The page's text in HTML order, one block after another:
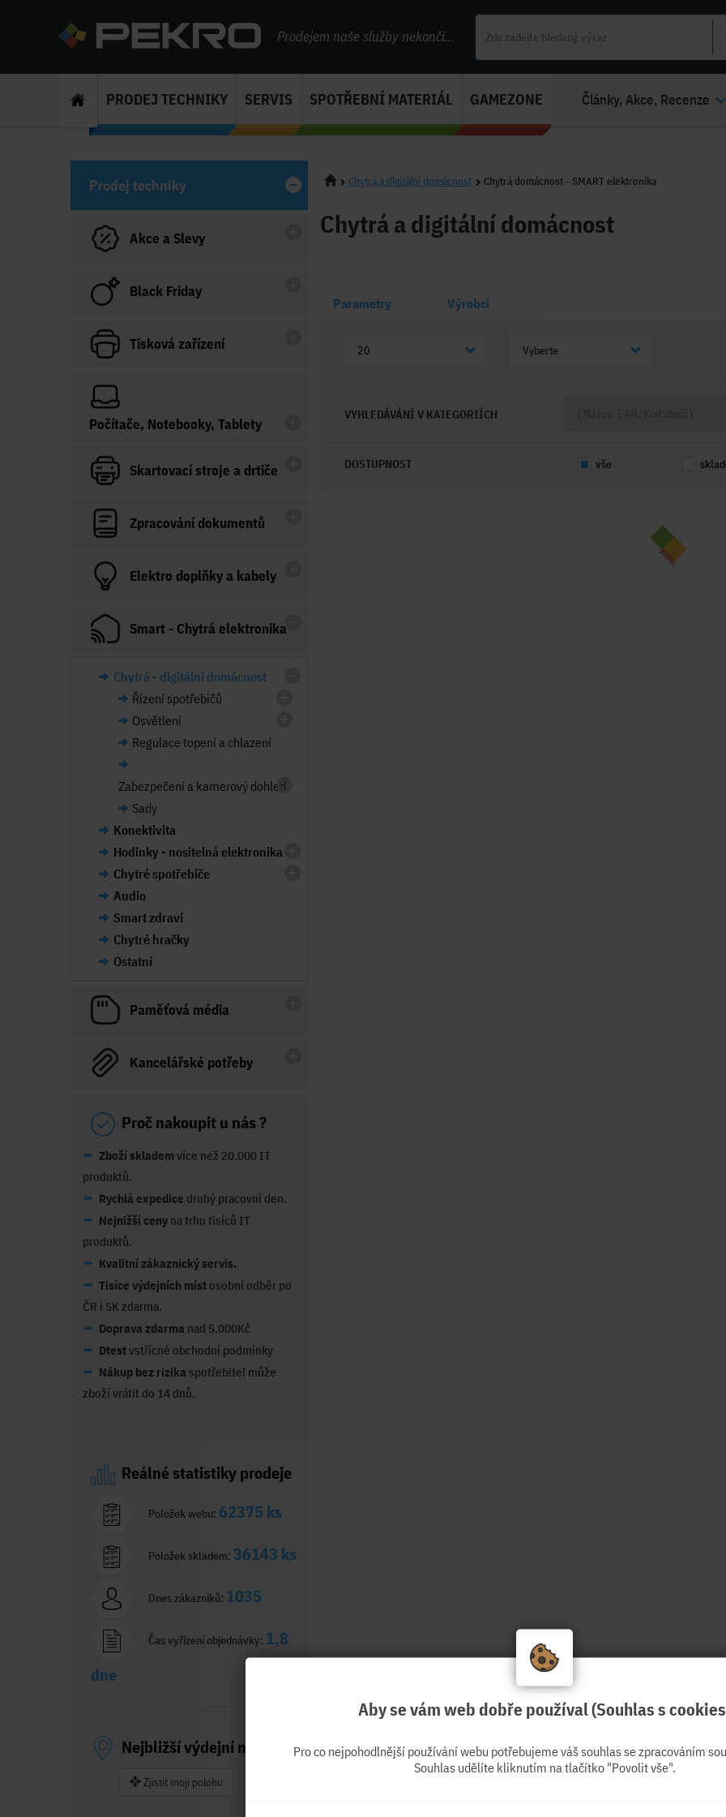
Prodejem naše služby nekončí...
PRODEJ TECHNIKY SERVIS SPOTŘEBNÍ MATERIÁL GAMEZONE Články, Akce, Recenze
Chytrá a digitální domácnost Chytrá domácnost - SMART elektronika
Chytrá a digitální domácnost
Parametry Výrobci
20 Vyberte
VYHLEDÁVÁNÍ V KATEGORIÍCH
DOSTUPNOST vše
Prodej techniky
Akce a Slevy
Black Friday
Tisková zařízení
Počítače, Notebooky, Tablety
Skartovací stroje a drtiče
Zpracování dokumentů
Elektro doplňky a kabely
Smart - Chytrá elektronika
Chytrá - digitální domácnost
Řízení spotřebičů
Osvětlení
Regulace topení a chlazení
Zabezpečení a kamerový dohled
Sady
Konektivita
Hodinky - nositelná elektronika
Chytré spotřebiče
Audio
Smart zdraví
Chytré hračky
Ostatní
Paměťová média
Kancelářské potřeby
Proč nakoupit u nás ?
Zboží skladem více než 20.000 IT
produktů.
Rychlá expedice druhý pracovní den.
Nejnižší ceny na trhu tisíců IT
produktů.
Kvalitní zákaznický servis.
Tisíce výdejních míst osobní odběr po
ČR i SK zdarma.
Doprava zdarma nad 5.000Kč
Dtestvstřícné obchodní podmínky
Nákup bez rizika spotřebitel může
zboží vrátit do 14 dnů.
Reálné statistiky prodeje
Položek webu: 62375 ks
Položek skladem: 36143 ks
Dnes zákazníků: 1035
Čas vyřízení objednávky: 1,8
dne
Nejbližší výdejní místo
Zjistit moji polohu
Aby se vám web dobře používal (Souhlas s
Pro co nejpohodlnější používání webu potřebujeme váš souhlas se zpracováním
Souhlas udělíte kliknutím na tlačítko "Povolit vše".